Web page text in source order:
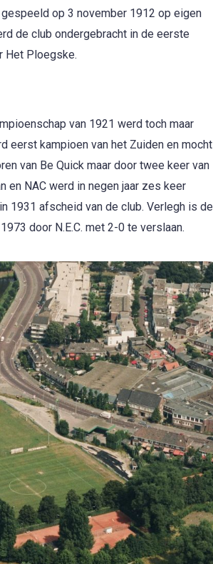
op 3 november 1912 op eigen
de club ondergebracht in de eerste
Het Ploegske.
van 1921 werd toch maar
eerst kampioen van het Zuiden en mocht
van Be Quick maar door twee keer van
en NAC werd in negen jaar zes keer
1931 afscheid van de club. Verlegh is de
door N.E.C. met 2-0 te verslaan.